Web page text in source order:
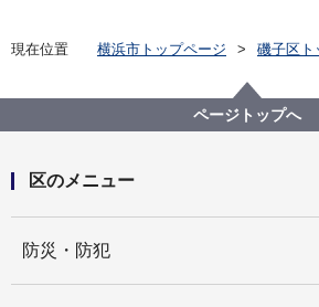
現在位置 横浜市トップページ
磯子区ト
ISOGOフォトニュース
「堀割川の日」のイベントが開催
ページトップへ
区のメニュー
防災・防犯